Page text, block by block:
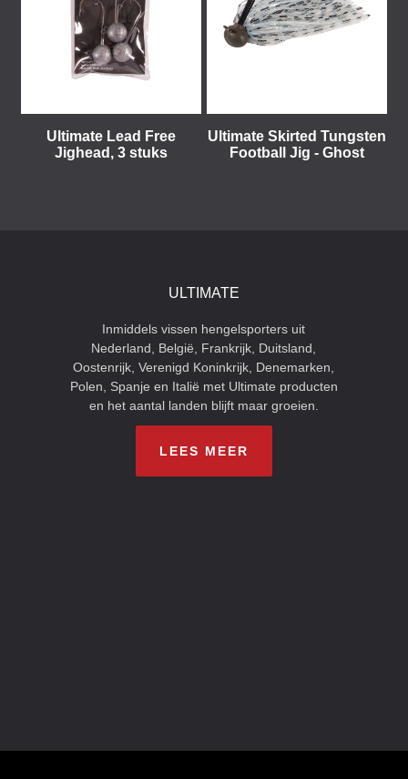
Ultimate Lead Free
Jighead, 3 stuks
Ultimate Skirted Tungsten
Football Jig - Ghost
ULTIMATE
Inmiddels vissen hengelsporters uit
Nederland, België, Frankrijk, Duitsland,
Oostenrijk, Verenigd Koninkrijk, Denemarken,
Polen, Spanje en Italië met Ultimate producten
en het aantal landen blijft maar groeien.
LEES MEER